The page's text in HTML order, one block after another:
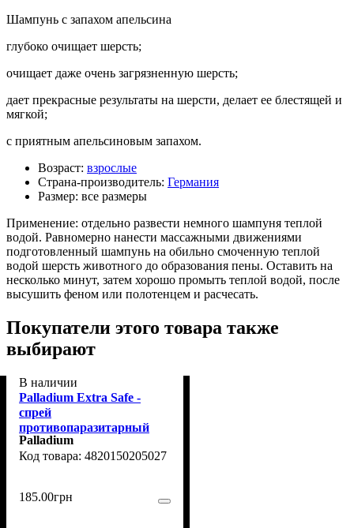
Шампунь с запахом апельсина
глубоко очищает шерсть;
очищает даже очень загрязненную шерсть;
дает прекрасные результаты на шерсти, делает ее блестящей и
мягкой;
с приятным апельсиновым запахом.
Возраст: взрослые
Страна-производитель: Германия
Размер: все размеры
Применение: отдельно развести немного шампуня теплой
водой. Равномерно нанести массажными движениями
подготовленный шампунь на обильно смоченную теплой
водой шерсть животного до образования пены. Оставить на
несколько минут, затем хорошо промыть теплой водой, после
высушить феном или полотенцем и расчесать.
Покупатели этого товара также
выбирают
В наличии
Palladium Extra Safe -
спрей
противопаразитарный
для собак, кошек и
грызунов 250 мл
Palladium
4820150205027
185.00грн